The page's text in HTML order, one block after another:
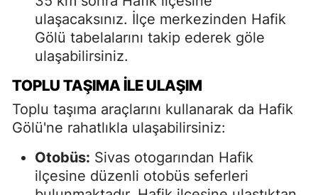
ulaşacaksınız. İlçe merkezinden Hafik
Gölü tabelalarını takip ederek göle
ulaşabilirsiniz.
TOPLU TAŞIMA ILE ULAŞIM
Toplu taşıma araçlarını kullanarak da Hafik
Gölü'ne rahatlıkla ulaşabilirsiniz:
Otobüs: Sivas otogarından Hafik
ilçesine düzenli otobüs seferleri